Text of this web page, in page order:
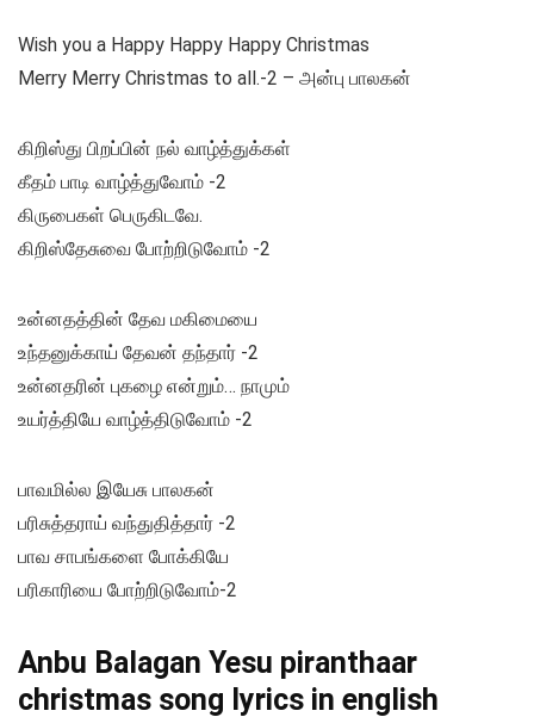
Wish you a Happy Happy Happy Christmas
Merry Merry Christmas to all.-2 – அன்பு பாலகன்
கிறிஸ்து பிறப்பின் நல் வாழ்த்துக்கள்
கீதம் பாடி வாழ்த்துவோம் -2
கிருபைகள் பெருகிடவே.
கிறிஸ்தேசுவை போற்றிடுவோம் -2
உன்னதத்தின் தேவ மகிமையை
உந்தனுக்காய் தேவன் தந்தார் -2
உன்னதரின் புகழை என்றும்… நாமும்
உயர்த்தியே வாழ்த்திடுவோம் -2
பாவமில்ல இயேசு பாலகன்
பரிசுத்தராய் வந்துதித்தார் -2
பாவ சாபங்களை போக்கியே
பரிகாரியை போற்றிடுவோம்-2
Anbu Balagan Yesu piranthaar
christmas song lyrics in english